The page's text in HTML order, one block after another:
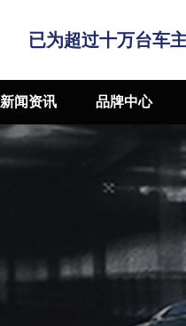
已为超过十万台车
新闻资讯 品牌中心